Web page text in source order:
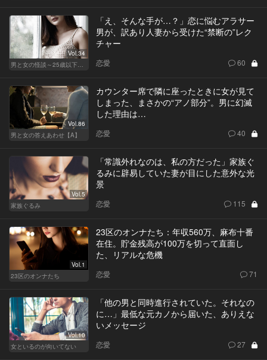
Vol.34
男と女の怪談～25歳以下閲覧禁止～
「え、そんな手が…？」恋に悩むアラサー
男が、訳あり人妻から受けた“禁断の”レク
チャー
恋愛 60
Vol.86
男と女の答えあわせ【A】
カウンター席で隣に座ったときに女が見て
しまった、まさかの“アノ部分”。男に幻滅
した理由は…
恋愛 40
Vol.5
家族ぐるみ
「常識外れなのは、私の方だった」家族ぐ
るみに辟易していた妻が目にした意外な光
景
恋愛 115
Vol.1
23区のオンナたち
23区のオンナたち：年収560万、麻布十番
在住。貯金残高が100万を切って直面し
た、リアルな危機
恋愛 71
Vol.10
女といるのが向いてない
「他の男と同時進行されていた。それなの
に…」最低な元カノから届いた、ありえな
いメッセージ
恋愛 27